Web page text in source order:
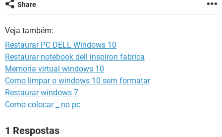
Share
Veja também:
Restaurar PC DELL Windows 10
Restaurar notebook dell inspiron fabrica
Memoria virtual windows 10
Como limpar o windows 10 sem formatar
Restaurar windows 7
Como colocar _ no pc
1 Respostas